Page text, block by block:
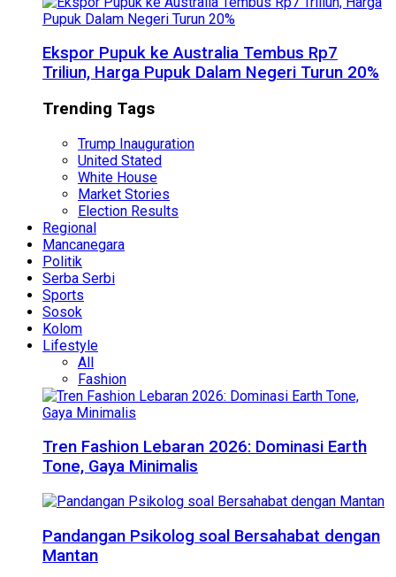
Ekspor Pupuk ke Australia Tembus Rp7
Triliun, Harga Pupuk Dalam Negeri Turun 20%
Trending Tags
Trump Inauguration
United Stated
White House
Market Stories
Election Results
Regional
Mancanegara
Politik
Serba Serbi
Sports
Sosok
Kolom
Lifestyle
All
Fashion
Tren Fashion Lebaran 2026: Dominasi Earth
Tone, Gaya Minimalis
Pandangan Psikolog soal Bersahabat dengan
Mantan